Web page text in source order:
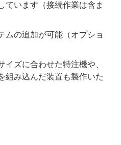
ています（接続作業は含ま
ムの追加が可能（オプショ
イズに合わせた特注機や、
組み込んだ装置も製作いた